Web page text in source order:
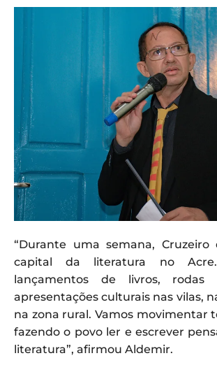
“Durante uma semana,
capital da literatura no
lançamentos de livros, rodas
apresentações culturais nas vilas,
na zona rural. Vamos movimentar
fazendo o povo ler e escrever
literatura”, afirmou Aldemir.